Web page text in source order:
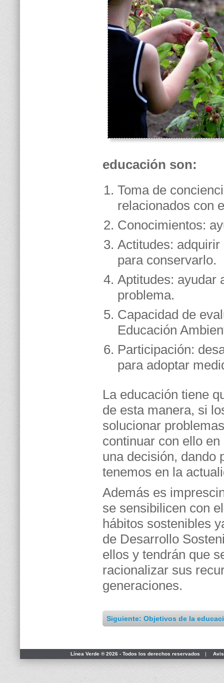
educación son:
Toma de
relacionados con
Conocimientos:
Actitudes:
para conservarlo.
Aptitudes: ayudar
problema.
Capacidad de
Educación
Participación:
para adoptar
La educación tiene
de esta manera, si
solucionar
continuar con ello
una decisión, dando
tenemos en la
Además es
se sensibilicen con
hábitos sostenibles
de Desarrollo
ellos y tendrán que
racionalizar sus
generaciones.
Siguiente: Objetivos de la
Línea Verde ® 2026 - Todos los derechos reservados |